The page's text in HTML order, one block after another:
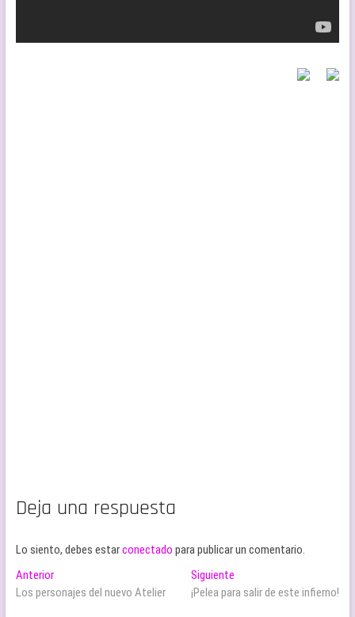
Deja una respuesta
Lo siento, debes estarconectado para publicar un comentario.
Navegación
de
AnteriorEntrada
anterior:
Los personajes del nuevo Atelier
Siguiente
siguiente:
¡Pelea para salir de este infierno!